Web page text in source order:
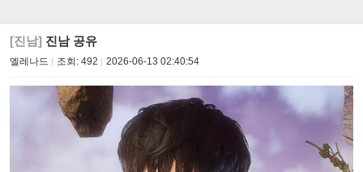
[진남] 진남 공유
엘레나드 조회: 492 2026-06-13 02:40:54